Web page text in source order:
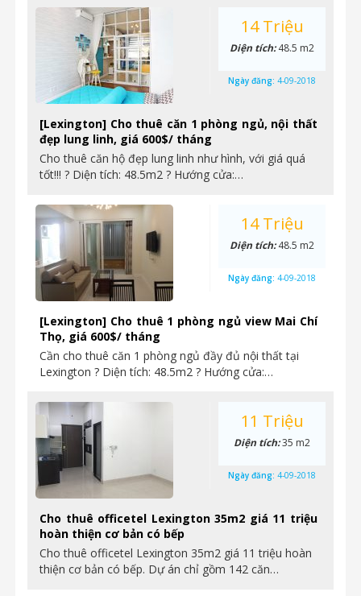
[Lexington] Cho thuê căn 1 phòng ngủ, nội thất
đẹp lung linh, giá 600$/ tháng
Cho thuê căn hộ đẹp lung linh như hình, với giá quá
tốt!!! ? Diện tích: 48.5m2 ? Hướng cửa:…
14 Triệu
Diện tích:48.5 m2
Ngày đăng: 4-09-2018
[Lexington] Cho thuê 1 phòng ngủ view Mai Chí
Thọ, giá 600$/ tháng
Cần cho thuê căn 1 phòng ngủ đầy đủ nội thất tại
Lexington ? Diện tích: 48.5m2 ? Hướng cửa:…
14 Triệu
Diện tích:48.5 m2
Ngày đăng: 4-09-2018
Cho thuê officetel Lexington 35m2 giá 11 triệu
hoàn thiện cơ bản có bếp
Cho thuê officetel Lexington 35m2 giá 11 triệu hoàn
thiện cơ bản có bếp. Dự án chỉ gồm 142 căn…
11 Triệu
Diện tích:35 m2
Ngày đăng: 4-09-2018